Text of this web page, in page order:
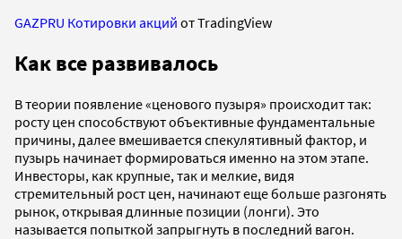
GAZPRU Котировки акций от TradingView
Как все развивалось
В теории появление «ценового пузыря» происходит так:
росту цен способствуют объективные фундаментальные
причины, далее вмешивается спекулятивный фактор, и
пузырь начинает формироваться именно на этом этапе.
Инвесторы, как крупные, так и мелкие, видя
стремительный рост цен, начинают еще больше разгонять
рынок, открывая длинные позиции (лонги). Это
называется попыткой запрыгнуть в последний вагон.